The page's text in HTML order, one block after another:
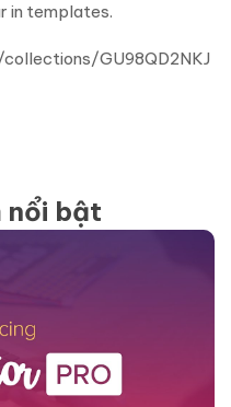
in templates.
GU98QD2NKJ
nổi bật